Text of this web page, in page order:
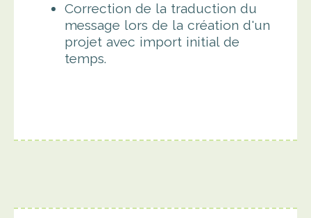
Correction de la traduction du
message lors de la création d'un
projet avec import initial de
temps.